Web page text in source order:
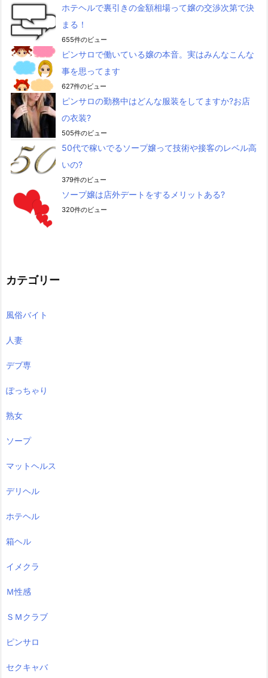
ホテヘルで裏引きの金額相場って嬢の交渉次第で決
まる！
655件のビュー
ピンサロで働いている嬢の本音。実はみんなこんな
事を思ってます
627件のビュー
ピンサロの勤務中はどんな服装をしてますか?お店
の衣装?
505件のビュー
50代で稼いでるソープ嬢って技術や接客のレベル高
いの?
379件のビュー
ソープ嬢は店外デートをするメリットある?
320件のビュー
カテゴリー
風俗バイト
人妻
デブ専
ぽっちゃり
熟女
ソープ
マットヘルス
デリヘル
ホテヘル
箱ヘル
イメクラ
Ｍ性感
ＳＭクラブ
ピンサロ
セクキャバ